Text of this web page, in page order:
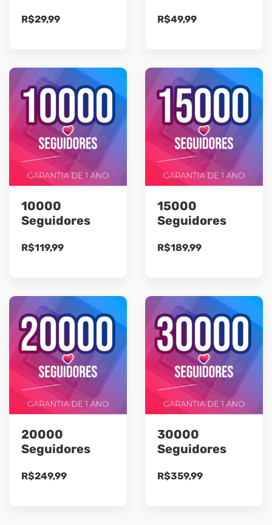
R$29,99 R$49,99
10000
Seguidores
R$119,99
15000
Seguidores
R$189,99
20000
Seguidores
R$249,99
30000
Seguidores
R$359,99